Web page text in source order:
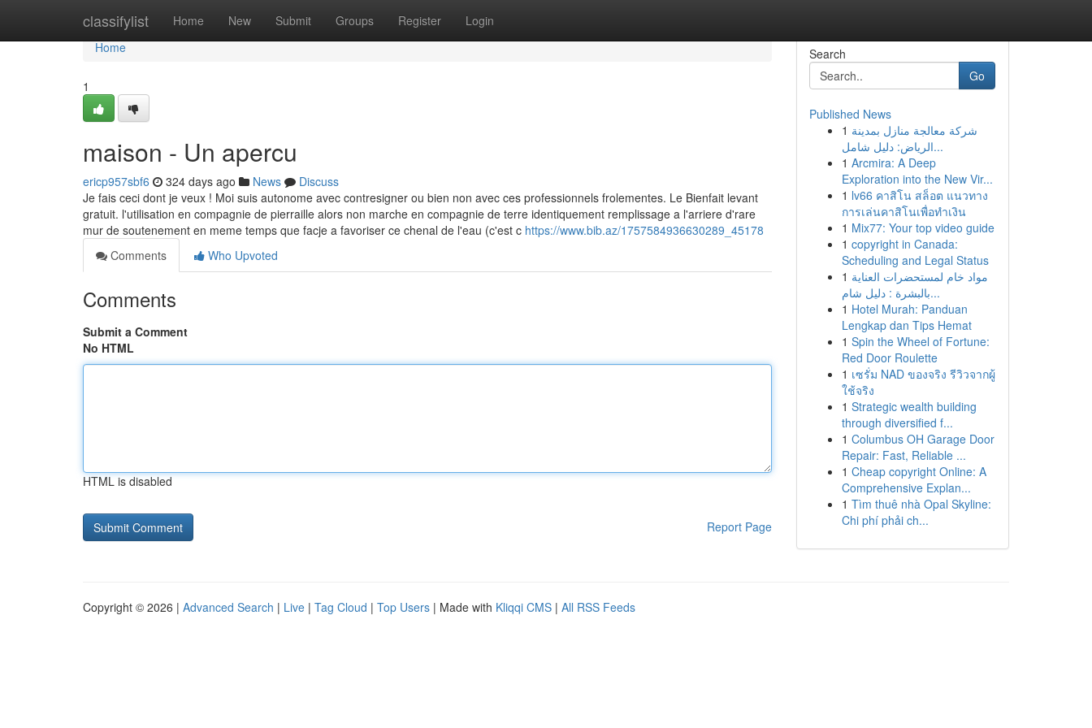
classifylist Home New Submit Groups Register Login
Home
Home
1
maison - Un apercu
ericp957sbf6 324 days ago News
Discuss
Je fais ceci dont je veux ! Moi suis autonome avec contresigner ou bien non avec ces professionnels frolementes. Le Bienfait levant
gratuit. l'utilisation en compagnie de pierraille alors non marche en compagnie de terre identiquement remplissage a l'arriere d'rare
mur de soutenement en meme temps que facje a favoriser ce chenal de l'eau (c'est c https://www.bib.az/1757584936630289_45178
Comments
Who Upvoted
Comments
Submit a Comment
No HTML
HTML is disabled
Report Page
Search
Go
Published News
1 شركة معالجة منازل بمدينة
الرياض: دليل شامل...
1 Arcmira: A Deep
Exploration into the New Vir...
1 lv66 คาสิโน สล็อต แนวทาง
การเล่นคาสิโนเพื่อทำเงิน
1 Mix77: Your top video guide
1 copyright in Canada:
Scheduling and Legal Status
1 مواد خام لمستحضرات العناية
بالبشرة : دليل شام...
1 Hotel Murah: Panduan
Lengkap dan Tips Hemat
1 Spin the Wheel of Fortune:
Red Door Roulette
1 เซรั่ม NAD ของจริง รีวิวจากผู้
ใช้จริง
1 Strategic wealth building
through diversified f...
1 Columbus OH Garage Door
Repair: Fast, Reliable ...
1 Cheap copyright Online: A
Comprehensive Explan...
1 Tìm thuê nhà Opal Skyline:
Chi phí phải ch...
Copyright © 2026 | Advanced Search | Live | Tag Cloud | Top Users | Made with Kliqqi CMS | All RSS Feeds